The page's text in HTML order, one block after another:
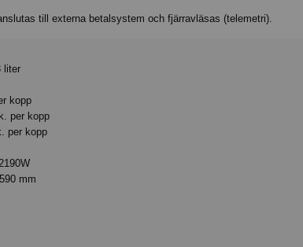
till externa betalsystem och fjärravläsas (telemetri).
liter
kopp
per kopp
per kopp
mm